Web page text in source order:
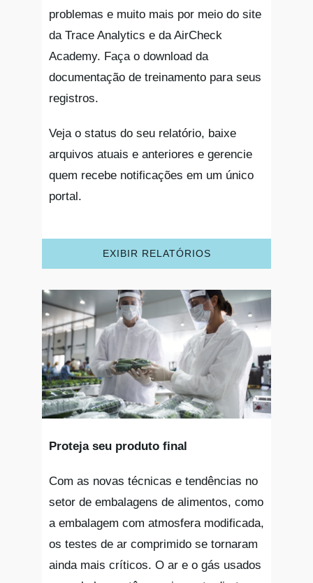
problemas e muito mais por meio do site
da Trace Analytics e da AirCheck
Academy. Faça o download da
documentação de treinamento para seus
registros.
Veja o status do seu relatório, baixe
arquivos atuais e anteriores e gerencie
quem recebe notificações em um único
portal.
EXIBIR RELATÓRIOS
Proteja seu produto final
Com as novas técnicas e tendências no
setor de embalagens de alimentos, como
a embalagem com atmosfera modificada,
os testes de ar comprimido se tornaram
ainda mais críticos. O ar e o gás usados